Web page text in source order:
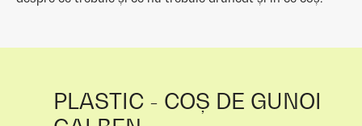
PLASTIC - COȘ DE GUNOI